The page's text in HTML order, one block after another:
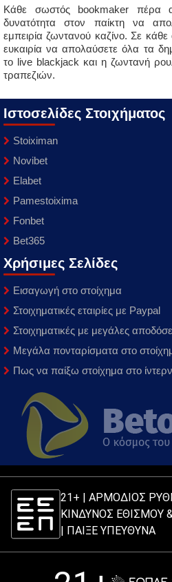
Κάθε σωστός bookmaker πέρα
δυνατότητα στον παίκτη να
εμπειρία ζωντανού καζίνο. Σε
ευκαιρία να απολαύσετε όλα τα
το live blackjack και η ζωντανή
τραπεζιών.
Ιστοσελίδες Στοιχήματος
Stoiximan
Novibet
Elabet
Pamestoixima
Fonbet
Bet365
Χρήσιμες Σελίδες
Εισαγωγή στο στοίχημα
Στοιχηματικές εταιρίες με Paypal
Στοιχηματικές με μεγάλες
Μεγάλα πονταρίσματα στο
Πως να παίξω στοίχημα στο
21+ | ΑΡΜΟΔΙΟΣ
ΚΙΝΔΥΝΟΣ ΕΘΙΣΜΟΥ
ΠΑΙΞΕ ΥΠΕΥΘΥΝΑ